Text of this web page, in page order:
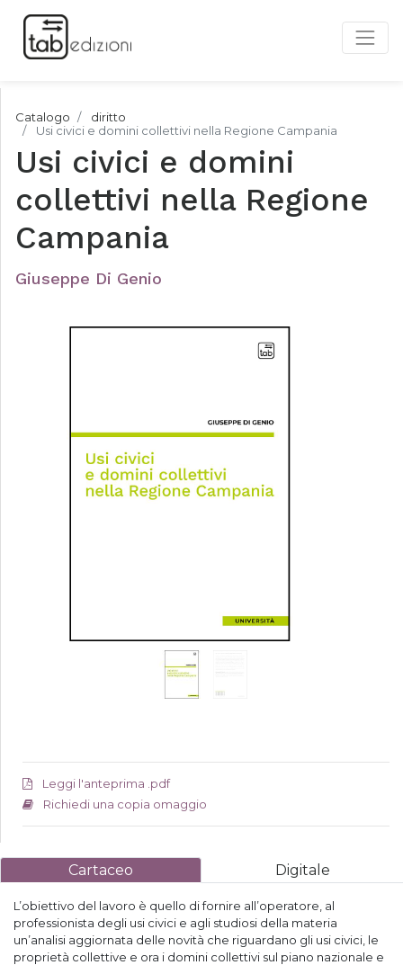
Catalogo
diritto
Usi civici e domini collettivi nella Regione Campania
Usi civici e domini
collettivi nella Regione
Campania
Giuseppe Di Genio
Leggi l'anteprima .pdf
Richiedi una copia omaggio
Cartaceo Digitale
L’obiettivo del lavoro è quello di fornire all’operatore, al
professionista degli usi civici e agli studiosi della materia
un’analisi aggiornata delle novità che riguardano gli usi civici, le
proprietà collettive e ora i domini collettivi sul piano nazionale e